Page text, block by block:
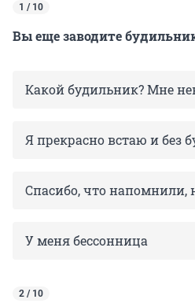
1 / 10
Вы еще заводите
Какой будильник? Мне
Я прекрасно встаю и без
Спасибо, что напомнили,
У меня бессонница
2 / 10